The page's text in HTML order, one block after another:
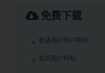
免费下载
普通用户用户特权：
会员用户特权：